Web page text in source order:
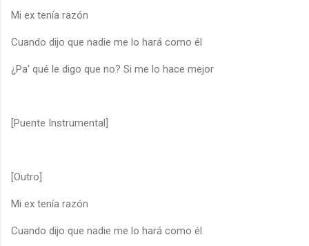
Mi ex tenía razón
Cuando dijo que nadie me lo hará como él
¿Pa' qué le digo que no? Si me lo hace mejor
[Puente Instrumental]
[Outro]
Mi ex tenía razón
Cuando dijo que nadie me lo hará como él